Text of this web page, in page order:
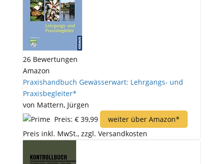
26 Bewertungen
Amazon
Praxishandbuch Gewässerwart: Lehrgangs- und
Praxisbegleiter*
von Mattern, Jürgen
Preis: € 39,99
weiter über Amazon*
Preis inkl. MwSt., zzgl. Versandkosten